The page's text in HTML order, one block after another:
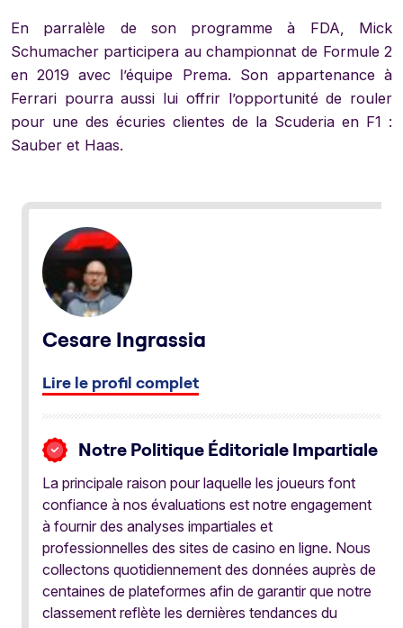
En parralèle de son programme à FDA, Mick
Schumacher participera au championnat de Formule 2
en 2019 avec l’équipe Prema. Son appartenance à
Ferrari pourra aussi lui offrir l’opportunité de rouler
pour une des écuries clientes de la Scuderia en F1 :
Sauber et Haas.
Cesare Ingrassia
Lire le profil complet
Notre Politique Éditoriale Impartiale
La principale raison pour laquelle les joueurs font
confiance à nos évaluations est notre engagement
à fournir des analyses impartiales et
professionnelles des sites de casino en ligne. Nous
collectons quotidiennement des données auprès de
centaines de plateformes afin de garantir que notre
classement reflète les dernières tendances du